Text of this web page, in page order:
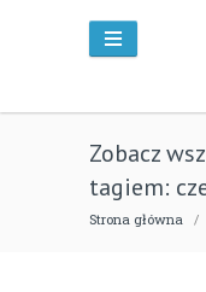
Zobacz
tagiem:
Strona główna /